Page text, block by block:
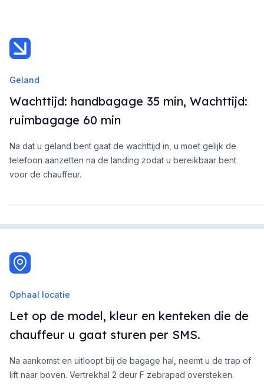
Geland
Wachttijd: handbagage 35 min, Wachttijd:
ruimbagage 60 min
Na dat u geland bent gaat de wachttijd in, u moet gelijk de
telefoon aanzetten na de landing zodat u bereikbaar bent
voor de chauffeur.
Ophaal locatie
Let op de model, kleur en kenteken die de
chauffeur u gaat sturen per SMS.
Na aankomst en uitloopt bij de bagage hal, neemt u de trap of
lift naar boven. Vertrekhal 2 deur F zebrapad oversteken.